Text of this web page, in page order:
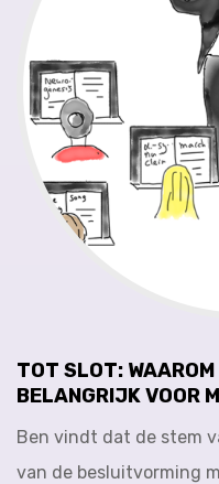
TOT SLOT: WAAROM
BELANGRIJK VOOR
Ben vindt dat de stem
van de besluitvorming